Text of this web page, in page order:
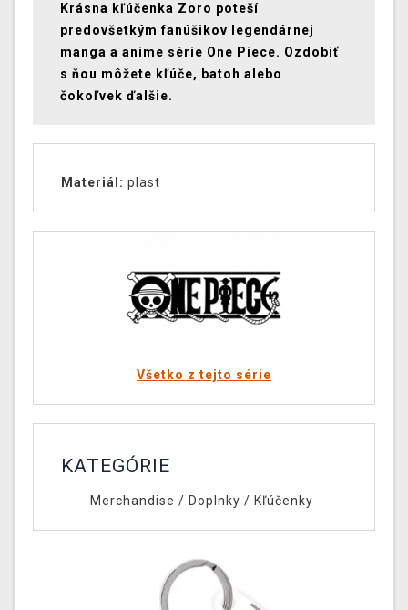
Krásna kľúčenka Zoro poteší
predovšetkým fanúšikov legendárnej
manga a anime série One Piece. Ozdobiť
s ňou môžete kľúče, batoh alebo
čokoľvek ďalšie.
Materiál: plast
Všetko z tejto série
KATEGÓRIE
Merchandise / Doplnky / Kľúčenky